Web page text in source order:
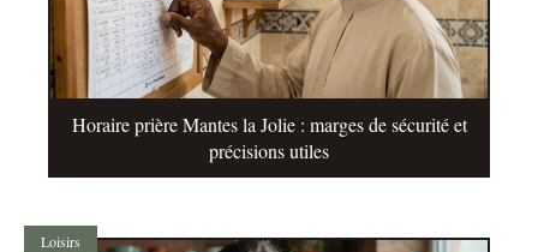
Horaire prière Mantes la Jolie : marges de sécurité et
précisions utiles
Loisirs